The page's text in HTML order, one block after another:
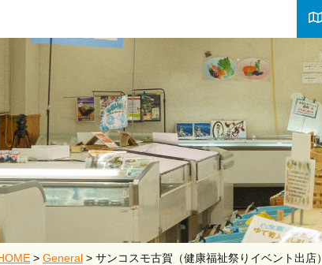
> General > サンコスモ古賀（健康福祉祭りイベント出店）